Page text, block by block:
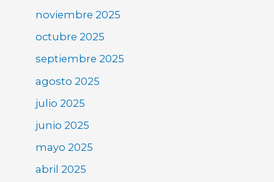
noviembre 2025
octubre 2025
septiembre 2025
agosto 2025
julio 2025
junio 2025
mayo 2025
abril 2025